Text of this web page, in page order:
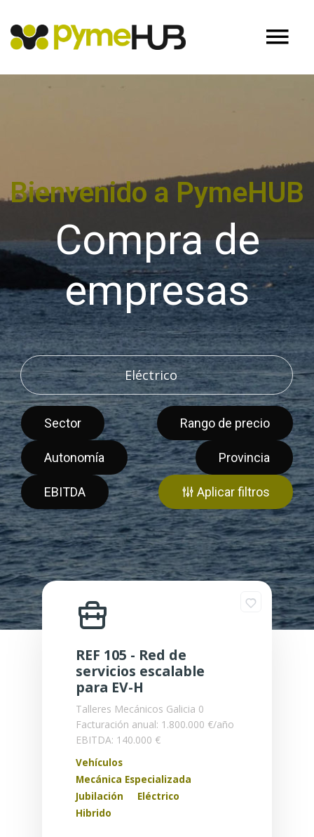
Bienvenido a PymeHUB
Compra de
empresas
Sector Rango de precio
Autonomía Provincia
EBITDA Aplicar filtros
REF 105 - Red de
servicios escalable
para EV-H
Talleres Mecánicos Galicia 0
Facturación anual: 1.800.000 €/año
EBITDA: 140.000 €
Vehículos
Mecánica Especializada
Jubilación
Eléctrico
Hibrido